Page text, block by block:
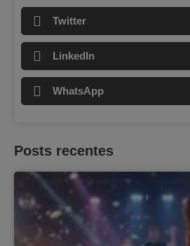
Twitter
LinkedIn
WhatsApp
Posts recentes